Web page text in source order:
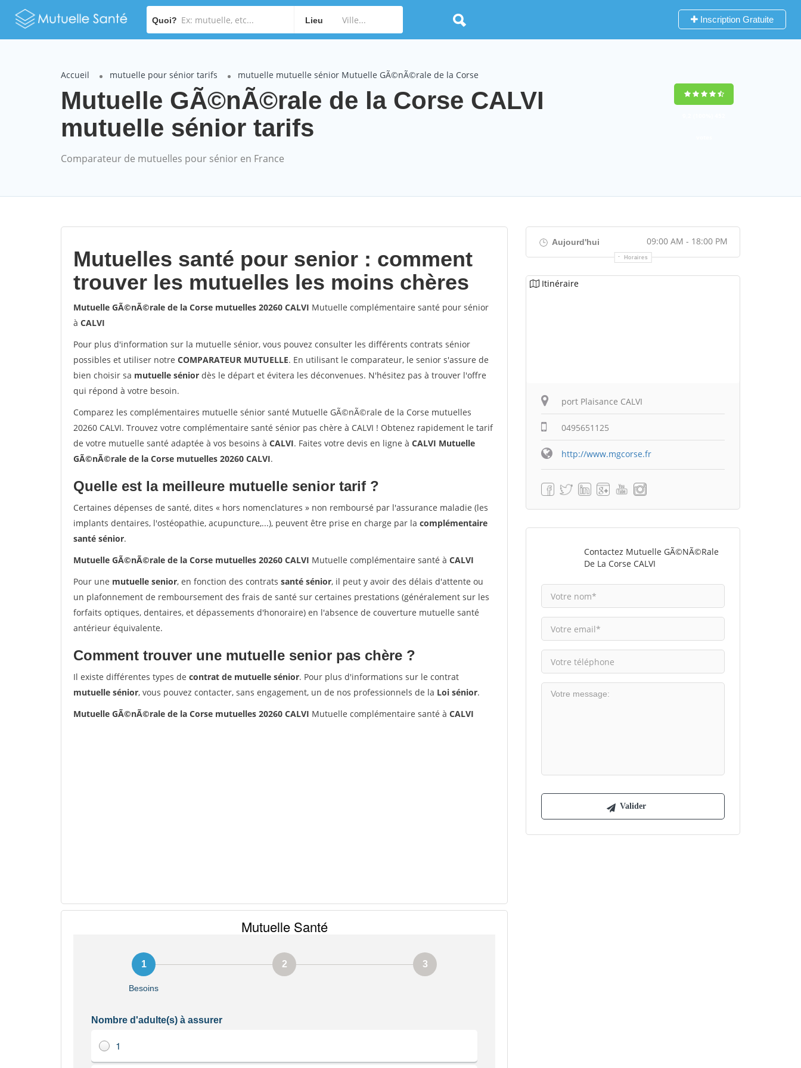
Quoi? Lieu Inscription Gratuite
Accueil mutuelle pour sénior tarifs mutuelle mutuelle sénior Mutuelle GÃ©nÃ©rale de la Corse
Mutuelle GÃ©nÃ©rale de la Corse CALVI
mutuelle sénior tarifs
Comparateur de mutuelles pour sénior en France
Mutuelles santé pour senior : comment
trouver les mutuelles les moins chères
Mutuelle GÃ©nÃ©rale de la Corse mutuelles 20260 CALVI Mutuelle complémentaire santé pour sénior
à CALVI
Pour plus d'information sur la mutuelle sénior, vous pouvez consulter les différents contrats sénior
possibles et utiliser notre COMPARATEUR MUTUELLE. En utilisant le comparateur, le senior s'assure de
bien choisir sa mutuelle sénior dès le départ et évitera les déconvenues. N'hésitez pas à trouver l'offre
qui répond à votre besoin.
Comparez les complémentaires mutuelle sénior santé Mutuelle GÃ©nÃ©rale de la Corse mutuelles
20260 CALVI. Trouvez votre complémentaire santé sénior pas chère à CALVI ! Obtenez rapidement le tarif
de votre mutuelle santé adaptée à vos besoins à CALVI. Faites votre devis en ligne à CALVI Mutuelle
GÃ©nÃ©rale de la Corse mutuelles 20260 CALVI.
Quelle est la meilleure mutuelle senior tarif ?
Certaines dépenses de santé, dites « hors nomenclatures » non remboursé par l'assurance maladie (les
implants dentaires, l'ostéopathie, acupuncture,...), peuvent être prise en charge par la complémentaire
santé sénior.
Mutuelle GÃ©nÃ©rale de la Corse mutuelles 20260 CALVI Mutuelle complémentaire santé à CALVI
Pour une mutuelle senior, en fonction des contrats santé sénior, il peut y avoir des délais d'attente ou
un plafonnement de remboursement des frais de santé sur certaines prestations (généralement sur les
forfaits optiques, dentaires, et dépassements d'honoraire) en l'absence de couverture mutuelle santé
antérieur équivalente.
Comment trouver une mutuelle senior pas chère ?
Il existe différentes types de contrat de mutuelle sénior. Pour plus d'informations sur le contrat
mutuelle sénior, vous pouvez contacter, sans engagement, un de nos professionnels de la Loi sénior.
Mutuelle GÃ©nÃ©rale de la Corse mutuelles 20260 CALVI Mutuelle complémentaire santé à CALVI
Aujourd'hui 09:00 AM - 18:00 PM
Horaires
Itinéraire
port Plaisance CALVI
0495651125
http://www.mgcorse.fr
Contactez Mutuelle GÃ©nÃ©rale
De La Corse CALVI